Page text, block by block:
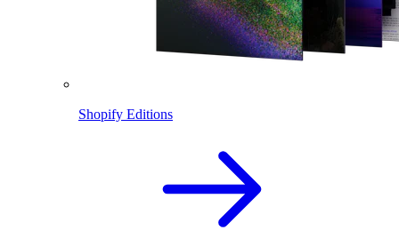
Shopify Editions